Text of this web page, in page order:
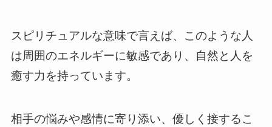
スピリチュアルな意味で言えば、このような人
は周囲のエネルギーに敏感であり、自然と人を
癒す力を持っています。
相手の悩みや感情に寄り添い、優しく接するこ